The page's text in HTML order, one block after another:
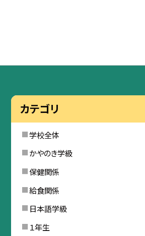
カテゴリ
学校全体
かやのき学級
保健関係
給食関係
日本語学級
１年生